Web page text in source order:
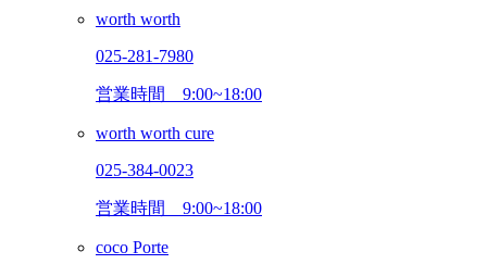
worth worth
025-281-7980
営業時間 9:00~18:00
worth worth cure
025-384-0023
営業時間 9:00~18:00
coco Porte